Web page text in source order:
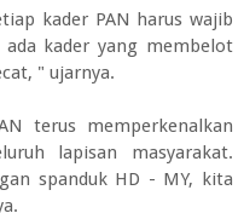
kader PAN harus wajib
kader yang membelot
" ujarnya.
terus memperkenalkan
lapisan masyarakat.
spanduk HD - MY, kita